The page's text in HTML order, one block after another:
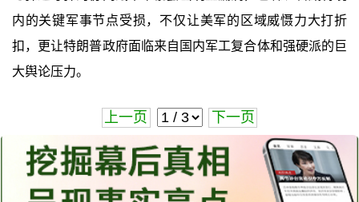
内的关键军事节点受损，不仅让美军的区域威慑力大打折
扣，更让特朗普政府面临来自国内军工复合体和强硬派的巨
大舆论压力。
上一页 下一页